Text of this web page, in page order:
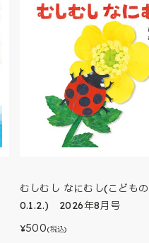
むしむし なにむし(こども
0.1.2.) 2026年8月号
¥500(税込)